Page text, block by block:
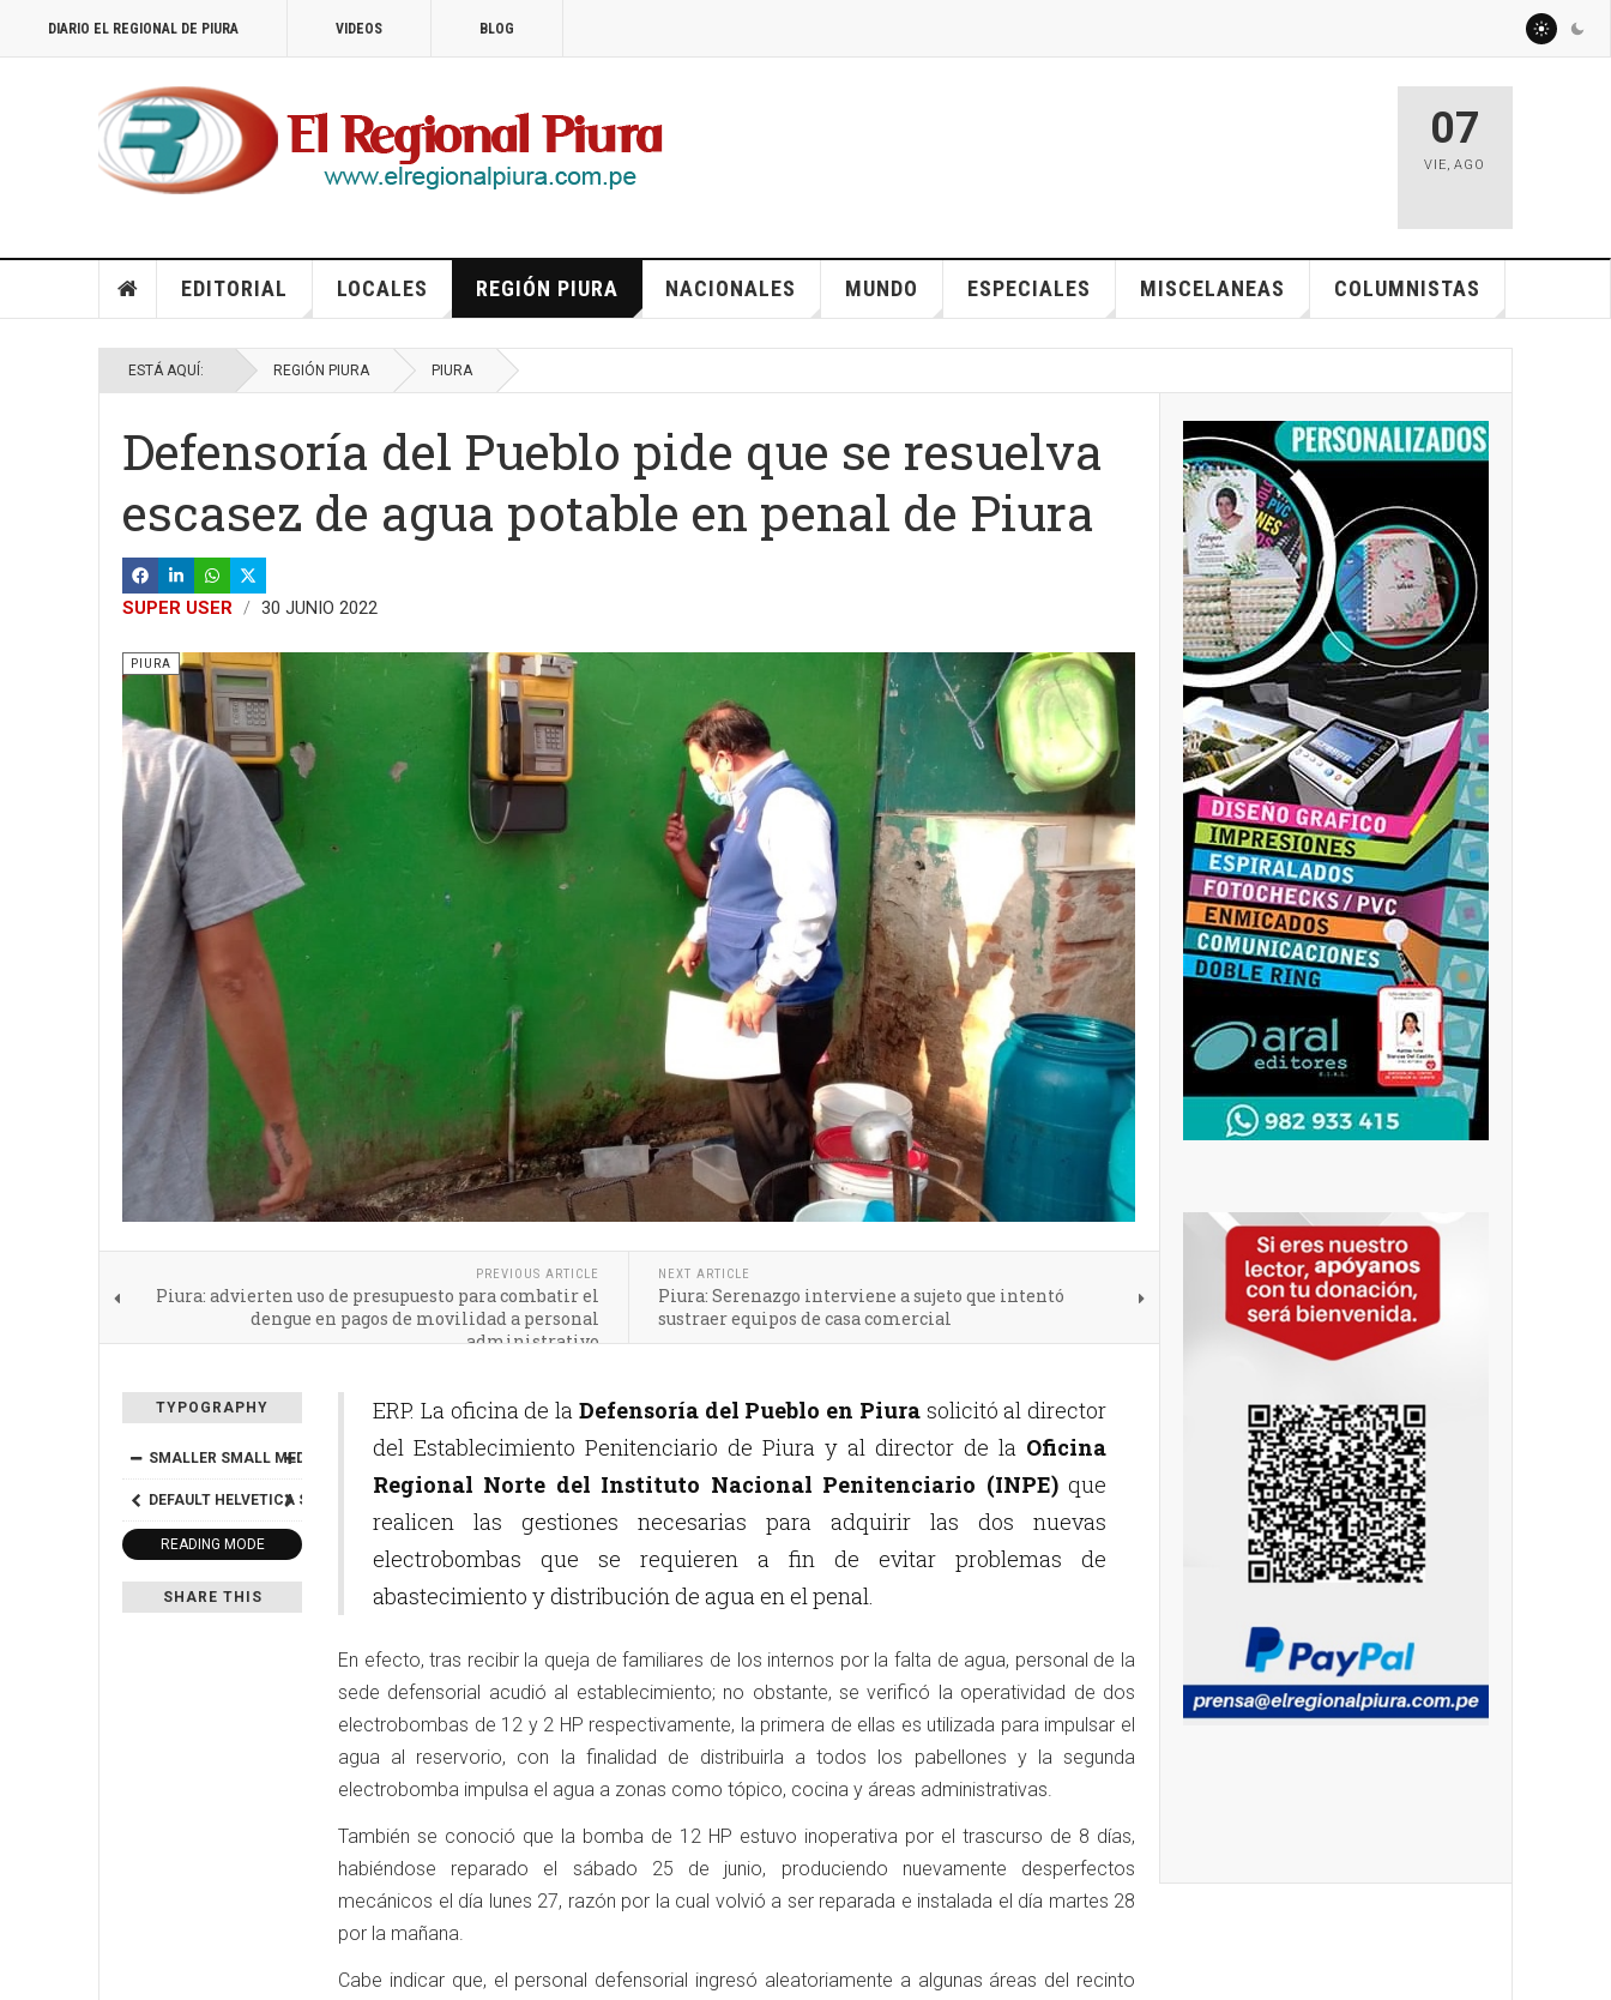
DIARIO EL REGIONAL DE PIURA VIDEOS BLOG
07
VIE,AGO
EDITORIAL LOCALES REGIÓN PIURA NACIONALES MUNDO ESPECIALES MISCELANEAS COLUMNISTAS
ESTÁ AQUÍ: REGIÓN PIURA PIURA
Defensoría del Pueblo pide que se resuelva
escasez de agua potable en penal de Piura
SUPER USER 30 JUNIO 2022
PIURA
PREVIOUS ARTICLE
Piura: advierten uso de presupuesto para combatir el
dengue en pagos de movilidad a personal
administrativo
NEXT ARTICLE
Piura: Serenazgo interviene a sujeto que intentó
sustraer equipos de casa comercial
TYPOGRAPHY
SMALLER SMALL MEDIUM BIGGER
DEFAULT HELVETICA SEGOE GEORGIA
READING MODE
SHARE THIS
ERP. La oficina de la Defensoría del Pueblo en Piurasolicitó al director
del Establecimiento Penitenciario de Piura y al director de la Oficina
Regional Norte del Instituto Nacional Penitenciario (INPE)que
realicen las gestiones necesarias para adquirir las dos nuevas
electrobombas que se requieren a fin de evitar problemas de
abastecimiento y distribución de agua en el penal.
En efecto, tras recibir la queja de familiares de los internos por la falta de agua, personal de la
sede defensorial acudió al establecimiento; no obstante, se verificó la operatividad de dos
electrobombas de 12 y 2 HP respectivamente, la primera de ellas es utilizada para impulsar el
agua al reservorio, con la finalidad de distribuirla a todos los pabellones y la segunda
electrobomba impulsa el agua a zonas como tópico, cocina y áreas administrativas.
También se conoció que la bomba de 12 HP estuvo inoperativa por el trascurso de 8 días,
habiéndose reparado el sábado 25 de junio, produciendo nuevamente desperfectos
mecánicos el día lunes 27, razón por la cual volvió a ser reparada e instalada el día martes 28
por la mañana.
Cabe indicar que, el personal defensorial ingresó aleatoriamente a algunas áreas del recinto